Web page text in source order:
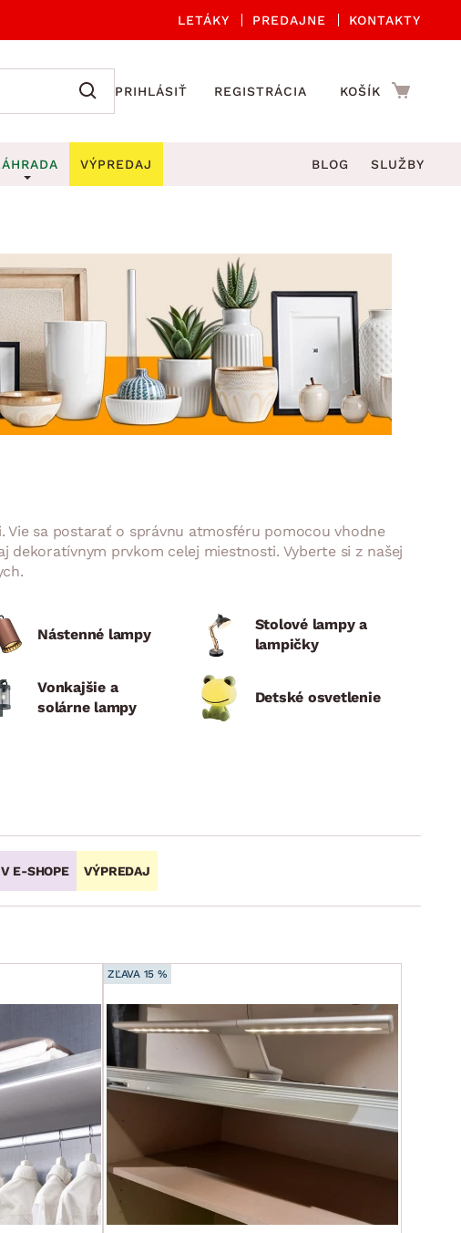
LETÁKY PREDAJNE KONTAKTY
PRIHLÁSIŤ REGISTRÁCIA KOŠÍK
na kľúče
na dáždniky
na noviny
na oblečenie
vše
Kuchynské príslušenstvo
Kuchynské doplnky
Kúpeľňové doplnky
Záhradné doplnky
Zobrazit vše
DOPLNKY VIANOCE
Záhradné stoličky a kreslá
Záhradné lavice
Záhradné stoly
Záhradné hojdačky
Záhradné lehátka
Záhradné doplnky
VÝPREDAJ BLOG SLUŽBY
sa postarať o správnu atmosféru pomocou vhodne
prvkom celej miestnosti. Vyberte si z našej
Nástenné lampy
Stolové lampy a
lampičky
Vonkajšie a
solárne lampy
Detské osvetlenie
E-SHOPE VÝPREDAJ
ZĽAVA 15 %